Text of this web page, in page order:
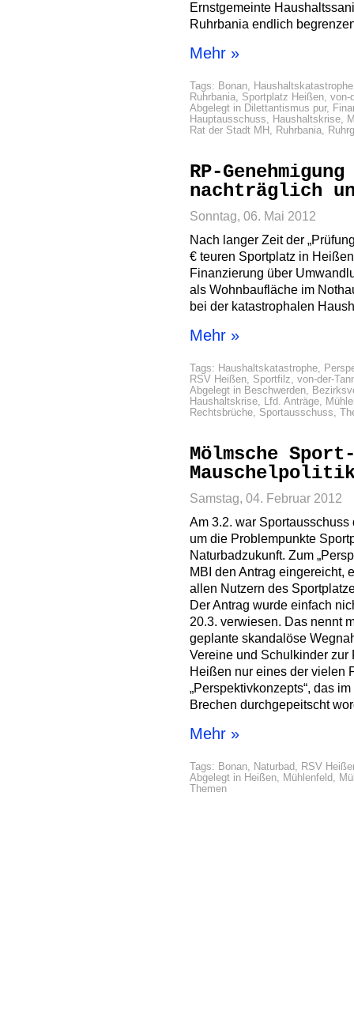
Ernstgemeinte
Ruhrbania endlich
Mehr »
Tags: Bonan, Haushaltskatastrophe
Ruhrbania, Sportplatz Heißen, von-
Abgelegt in Dilettantismus pur,
Hauptausschuss, Haushaltskrise,
Rat der Stadt MH , Ruhrbania,
RP-
nachträglich
Sonntag, 06. Mai 2012
Nach langer Zeit der
€ teuren Sportplatz in
Finanzierung über
als Wohnbaufläche im
bei der katastrophalen
Mehr »
Tags: Haushaltskatastrophe,
RSV Heißen, Sportfilz, von-der-
Abgelegt in Beschwerden,
Haushaltskrise, Lfd. Anträge,
Rechtsbrüche, Sportausschuss,
Mölmsche
Samstag, 04. Februar 2012
Am 3.2. war
um die Problempunkte
Naturbadzukunft. Zum
MBI den Antrag eingereicht,
allen Nutzern des
Der Antrag wurde einfach
20.3. verwiesen. Das nennt
geplante skandalöse
Vereine und Schulkinder
Heißen nur eines der vielen
„Perspektivkonzepts“, das
Brechen durchgepeitscht
Mehr »
Tags: Bonan, Naturbad, RSV
Abgelegt in Heißen, Mühlenfeld,
Themen